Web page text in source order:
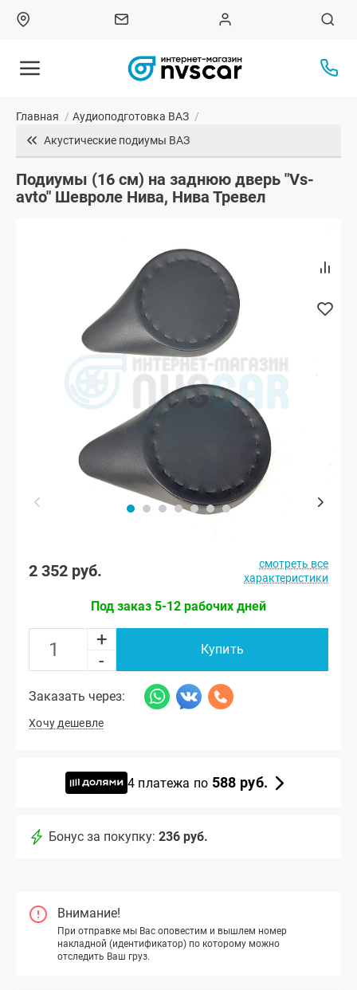
Главная / Аудиоподготовка ВАЗ /
Акустические подиумы ВАЗ
Подиумы (16 см) на заднюю дверь "Vs-
avto" Шевроле Нива, Нива Тревел
2 352 руб.
смотреть все
характеристики
Под заказ 5-12 рабочих дней
+
-
Купить
Заказать через:
Хочу дешевле
4 платежа по 588 руб.
Бонус за покупку: 236 руб.
Внимание!
При отправке мы Вас оповестим и вышлем номер
накладной (идентификатор) по которому можно
отследить Ваш груз.